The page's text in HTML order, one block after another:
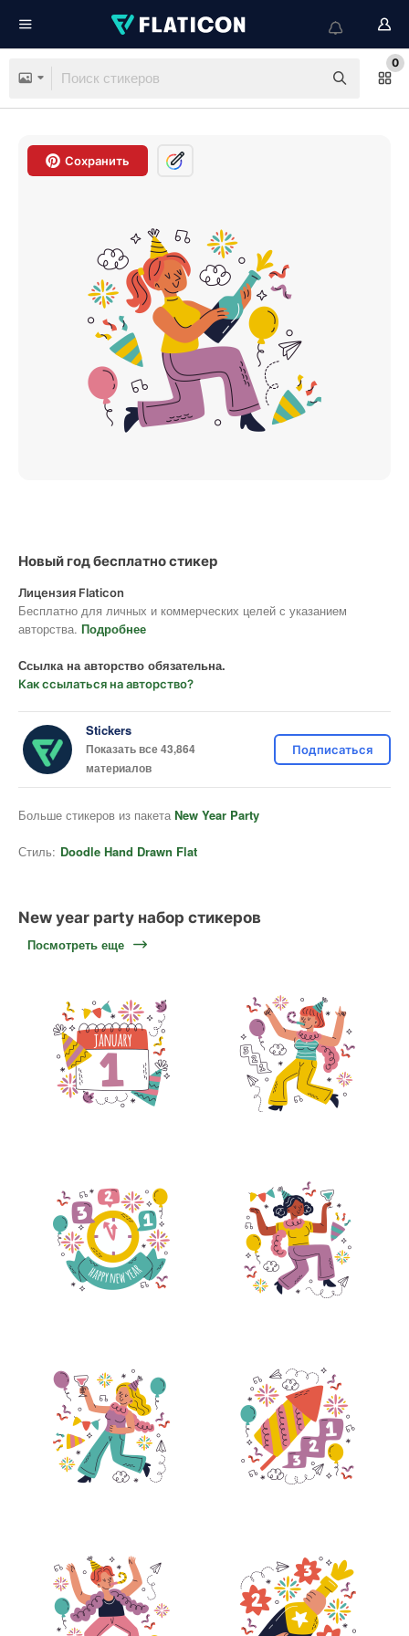
0
Сохранить
Новый год бесплатно стикер
Лицензия Flaticon
Бесплатно для личных и коммерческих целей с указанием
авторства. Подробнее
Ссылка на авторство обязательна.
Как ссылаться на авторство?
Stickers
Показать все 43,864
материалов
Подписаться
Больше стикеров из пакета New Year Party
Стиль: Doodle Hand Drawn Flat
New year party набор стикеров
Посмотреть еще